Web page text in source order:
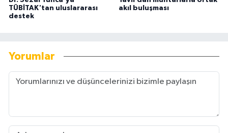
TÜBİTAK'tan uluslararası
destek
akıl buluşması
Yorumlar